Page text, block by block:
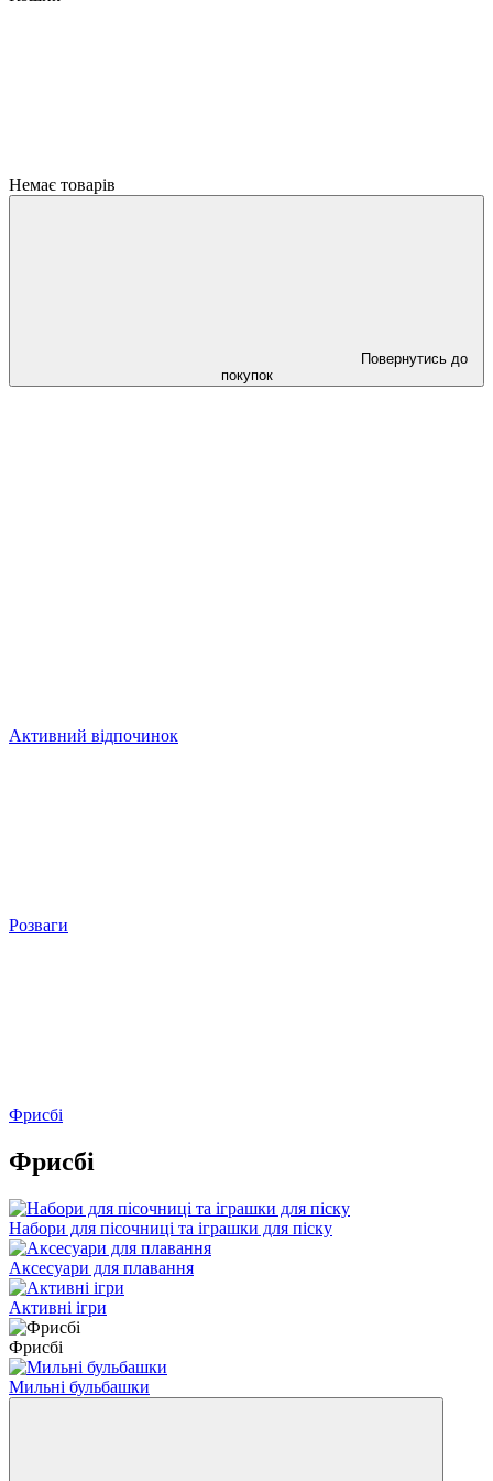
Немає товарів
Повернутись до
покупок
Активний відпочинок
Розваги
Фрисбі
Фрисбі
Набори для пісочниці та іграшки для піску
Аксесуари для плавання
Активні ігри
Фрисбі
Мильні бульбашки